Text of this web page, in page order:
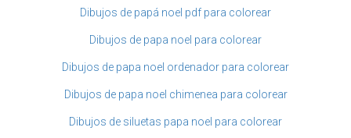
Dibujos de papá noel pdf para colorear
Dibujos de papa noel para colorear
Dibujos de papa noel ordenador para colorear
Dibujos de papa noel chimenea para colorear
Dibujos de siluetas papa noel para colorear